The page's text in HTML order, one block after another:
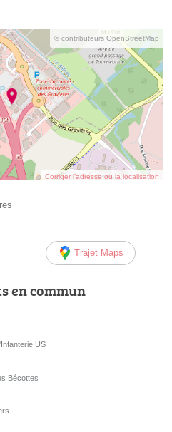
© contributeurs OpenStreetMap
Corriger l’adresse ou la localisation
Trajet Maps
en commun
US
Bécottes